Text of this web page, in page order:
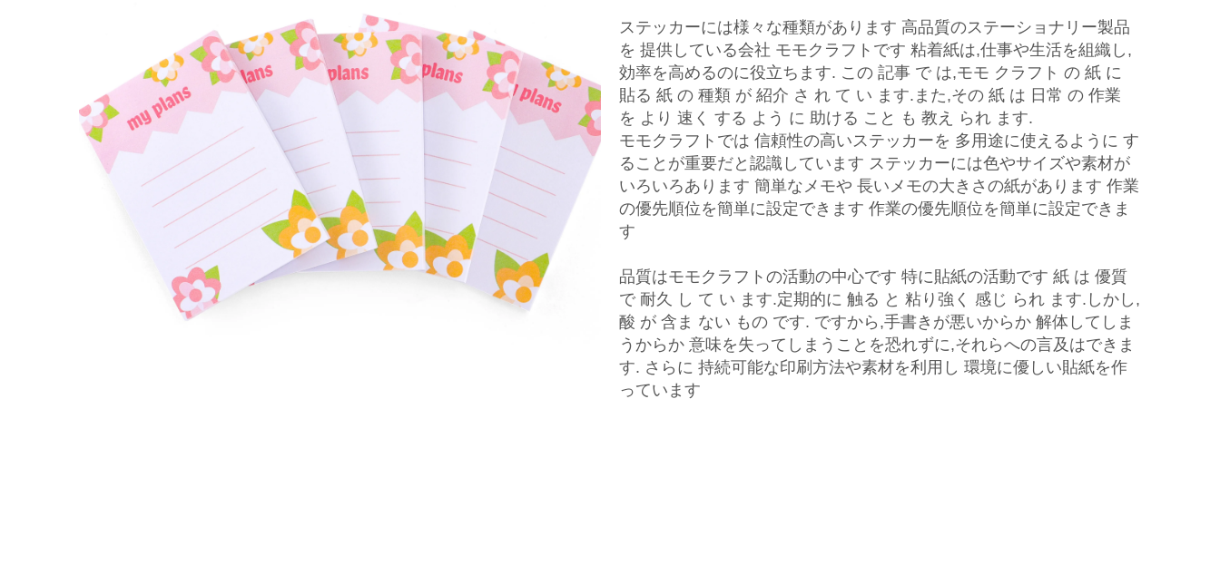
ステッカーには様々な種類があります 高品質のステーショナリー製品
を 提供している会社 モモクラフトです 粘着紙は,仕事や生活を組織し,
効率を高めるのに役立ちます. この 記事 で は,モモ クラフト の 紙 に
貼る 紙 の 種類 が 紹介 さ れ て い ます.また,その 紙 は 日常 の 作業
を より 速く する よう に 助ける こと も 教え られ ます.
モモクラフトでは 信頼性の高いステッカーを 多用途に使えるように す
ることが重要だと認識しています ステッカーには色やサイズや素材が
いろいろあります 簡単なメモや 長いメモの大きさの紙があります 作業
の優先順位を簡単に設定できます 作業の優先順位を簡単に設定できま
す
品質はモモクラフトの活動の中心です 特に貼紙の活動です 紙 は 優質
で 耐久 し て い ます.定期的に 触る と 粘り強く 感じ られ ます.しかし,
酸 が 含ま ない もの です. ですから,手書きが悪いからか 解体してしま
うからか 意味を失ってしまうことを恐れずに,それらへの言及はできま
す. さらに 持続可能な印刷方法や素材を利用し 環境に優しい貼紙を作
っています